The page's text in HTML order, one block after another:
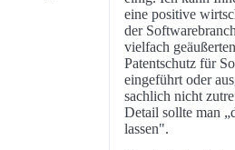
eine positive
der
vielfach
Patentschutz für
eingeführt oder
sachlich nicht
Detail sollte man
lassen".